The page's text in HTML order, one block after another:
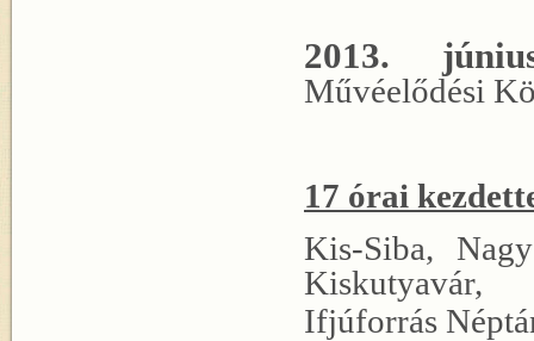
2013.
Művéelődési
17 órai
Kis-Siba,
Ifjúforrás